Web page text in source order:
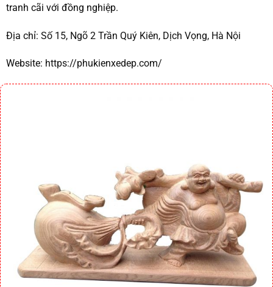
tranh cãi với đồng nghiệp.
Địa chỉ: Số 15, Ngõ 2 Trần Quý Kiên, Dịch Vọng, Hà Nội
Website: https://phukienxedep.com/